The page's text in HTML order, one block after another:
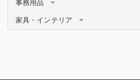
事務用品
家具・インテリア